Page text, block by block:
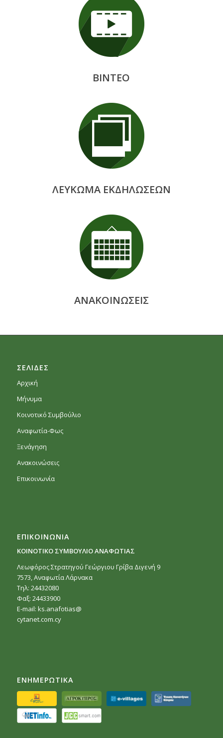
ΒΙΝΤΕΟ
ΛΕΥΚΩΜΑ ΕΚΔΗΛΩΣΕΩΝ
ΑΝΑΚΟΙΝΩΣΕΙΣ
ΣΕΛΙΔΕΣ
Αρχική
Μήνυμα
Κοινοτικό Συμβούλιο
Αναφωτία-Φως
Ξενάγηση
Ανακοινώσεις
Επικοινωνία
ΕΠΙΚΟΙΝΩΝΙΑ
ΚΟΙΝΟΤΙΚΟ ΣΥΜΒΟΥΛΙΟ ΑΝΑΦΩΤΙΑΣ
Λεωφόρος Στρατηγού Γεώργιου Γρίβα Διγενή 9
7573, Αναφωτία Λάρνακα
Τηλ: 24432080
Φαξ: 24433900
E-mail: ks.anafotias@
cytanet.com.cy
ΕΝΗΜΕΡΩΤΙΚΑ